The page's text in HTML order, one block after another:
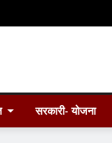
सरकारी- योजना